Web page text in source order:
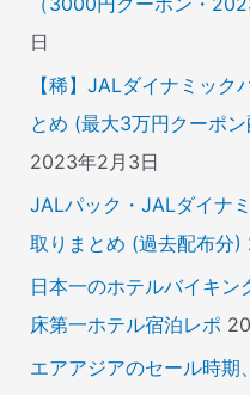
日
【稀】JALダイナミック
とめ (最大3万円クーポ
2023年2月3日
JALパック・JALダイナ
取りまとめ (過去配布分)
日本一のホテルバイキン
床第一ホテル宿泊レポ
エアアジアのセール時